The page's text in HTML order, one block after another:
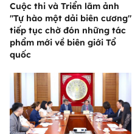
Cuộc thi và Triển lãm ảnh
"Tự hào một dải biên cương"
tiếp tục chờ đón những tác
phẩm mới về biên giới Tổ
quốc